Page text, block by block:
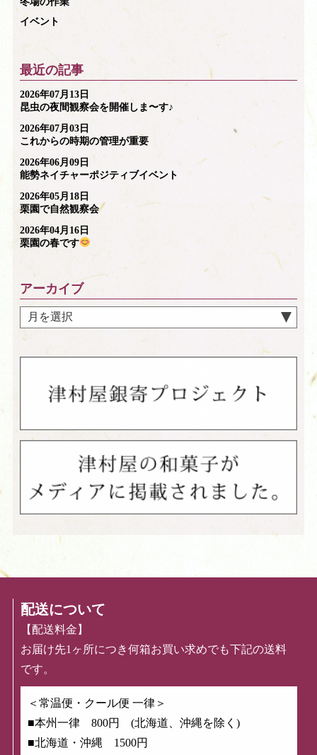
イベント
最近の記事
2026年07月13日
昆虫の夜間観察会を開催しま〜す♪
2026年07月03日
これからの時期の管理が重要
2026年06月09日
能勢ネイチャーポジティブイベント
2026年05月18日
栗園で自然観察会
2026年04月16日
栗園の春です
アーカイブ
配送について
【配送料金】
お届け先1ヶ所につき何箱お買い求めでも下記の送料
です。
＜常温便・クール便 一律＞
■本州一律 800円 (北海道、沖縄を除く)
■北海道・沖縄 1500円